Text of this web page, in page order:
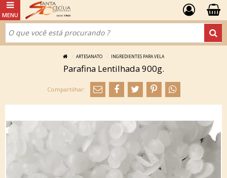
ARTESANATO INGREDIENTES PARA VELA
Parafina Lentilhada 900g.